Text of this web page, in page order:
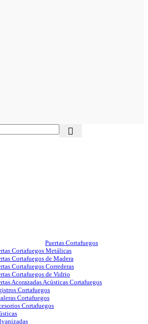
Puertas Cortafuegos
Cortafuegos Metálicas
Cortafuegos de Madera
Cortafuegos Correderas
Cortafuegos de Vidrio
Acorazadas Acústicas Cortafuegos
Cortafuegos
Cortafuegos
Cortafuegos